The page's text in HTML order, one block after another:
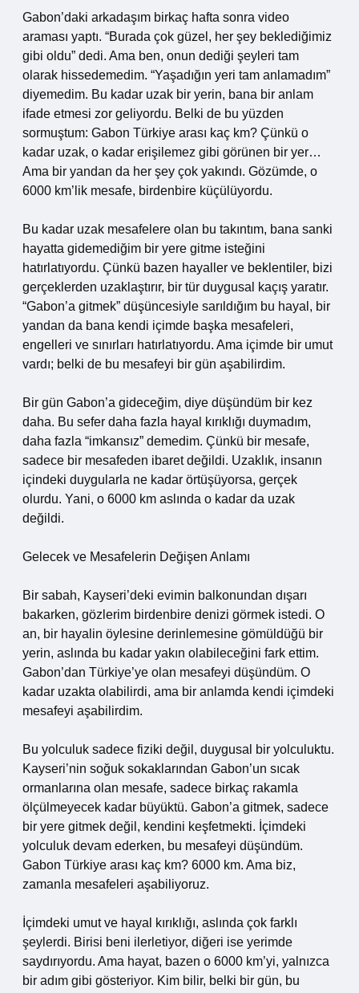
Gabon’daki arkadaşım birkaç hafta sonra video
araması yaptı. “Burada çok güzel, her şey beklediğimiz
gibi oldu” dedi. Ama ben, onun dediği şeyleri tam
olarak hissedemedim. “Yaşadığın yeri tam anlamadım”
diyemedim. Bu kadar uzak bir yerin, bana bir anlam
ifade etmesi zor geliyordu. Belki de bu yüzden
sormuştum: Gabon Türkiye arası kaç km? Çünkü o
kadar uzak, o kadar erişilemez gibi görünen bir yer…
Ama bir yandan da her şey çok yakındı. Gözümde, o
6000 km’lik mesafe, birdenbire küçülüyordu.
Bu kadar uzak mesafelere olan bu takıntım, bana sanki
hayatta gidemediğim bir yere gitme isteğini
hatırlatıyordu. Çünkü bazen hayaller ve beklentiler, bizi
gerçeklerden uzaklaştırır, bir tür duygusal kaçış yaratır.
“Gabon’a gitmek” düşüncesiyle sarıldığım bu hayal, bir
yandan da bana kendi içimde başka mesafeleri,
engelleri ve sınırları hatırlatıyordu. Ama içimde bir umut
vardı; belki de bu mesafeyi bir gün aşabilirdim.
Bir gün Gabon’a gideceğim, diye düşündüm bir kez
daha. Bu sefer daha fazla hayal kırıklığı duymadım,
daha fazla “imkansız” demedim. Çünkü bir mesafe,
sadece bir mesafeden ibaret değildi. Uzaklık, insanın
içindeki duygularla ne kadar örtüşüyorsa, gerçek
olurdu. Yani, o 6000 km aslında o kadar da uzak
değildi.
Gelecek ve Mesafelerin Değişen Anlamı
Bir sabah, Kayseri’deki evimin balkonundan dışarı
bakarken, gözlerim birdenbire denizi görmek istedi. O
an, bir hayalin öylesine derinlemesine gömüldüğü bir
yerin, aslında bu kadar yakın olabileceğini fark ettim.
Gabon’dan Türkiye’ye olan mesafeyi düşündüm. O
kadar uzakta olabilirdi, ama bir anlamda kendi içimdeki
mesafeyi aşabilirdim.
Bu yolculuk sadece fiziki değil, duygusal bir yolculuktu.
Kayseri’nin soğuk sokaklarından Gabon’un sıcak
ormanlarına olan mesafe, sadece birkaç rakamla
ölçülmeyecek kadar büyüktü. Gabon’a gitmek, sadece
bir yere gitmek değil, kendini keşfetmekti. İçimdeki
yolculuk devam ederken, bu mesafeyi düşündüm.
Gabon Türkiye arası kaç km? 6000 km. Ama biz,
zamanla mesafeleri aşabiliyoruz.
İçimdeki umut ve hayal kırıklığı, aslında çok farklı
şeylerdi. Birisi beni ilerletiyor, diğeri ise yerimde
saydırıyordu. Ama hayat, bazen o 6000 km’yi, yalnızca
bir adım gibi gösteriyor. Kim bilir, belki bir gün, bu